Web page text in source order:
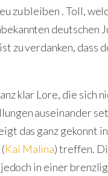
zu bleiben .Toll,
zu verdanken, dass
klar Lore, die sich
auseinander
das ganz gekonnt
Kai Malina) treffen.
in einer